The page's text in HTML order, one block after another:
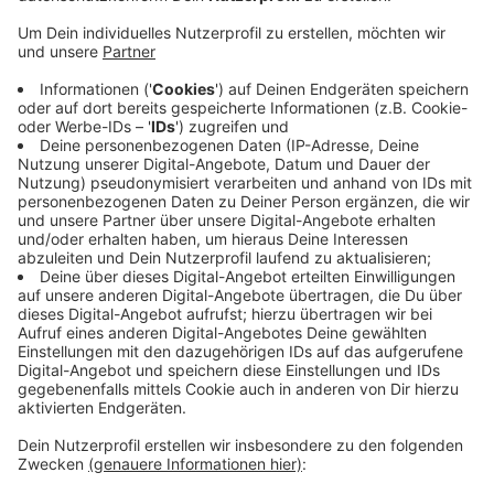
Veröffentlicht:Montag, 19.08.2019 13:16
Konkret geht es um den Parkplatz am Holzer Weg.
Hier hätten zuletzt Klein-Laster und Anhänger den
Parkplatz eingenommen. Für Anhänger sei der
Parkplatz aber jetzt tabu, heißt es von der CDU. Die
Stadt habe ein entsprechendes Schild
aufgestellt. Außerdem wolle sie das Verbot auch
ausreichend kontrollieren.
Anzeige